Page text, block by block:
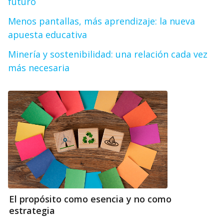
Menos pantallas, más aprendizaje: la nueva
apuesta educativa
Minería y sostenibilidad: una relación cada vez
más necesaria
El propósito como esencia y no como
estrategia